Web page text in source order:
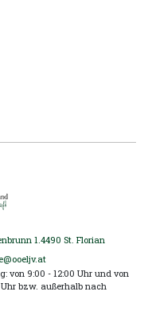
1.4490 St. Florian
von 9:00 - 12:00 Uhr und von
Uhr bzw. außerhalb nach